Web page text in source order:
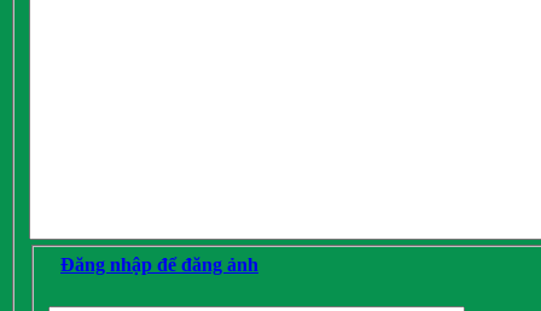
Đăng nhập để đăng ảnh